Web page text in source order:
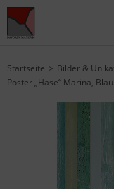
Startseite Bilder &
Poster „Hase“ Marina, Blau